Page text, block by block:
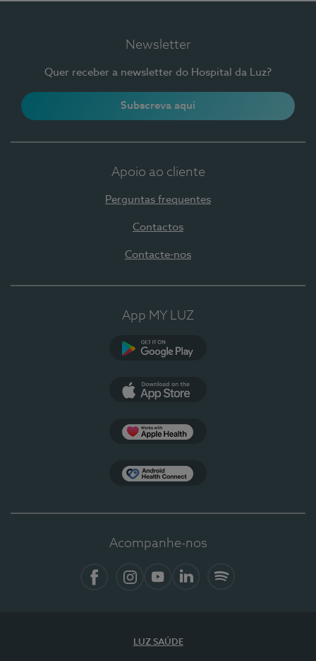
Newsletter
Quer receber a newsletter do Hospital da Luz?
Subscreva aqui
Apoio ao cliente
Perguntas frequentes
Contactos
Contacte-nos
App MY LUZ
Acompanhe-nos
LUZ SAÚDE